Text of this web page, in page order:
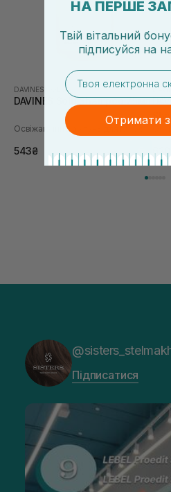
DAVINES SOLU
DAVINES Solu Shampoo 75мл
543₴
Підписатися
НА ПЕРШЕ
Твій вітальний
підписуйся на
email
Отримати